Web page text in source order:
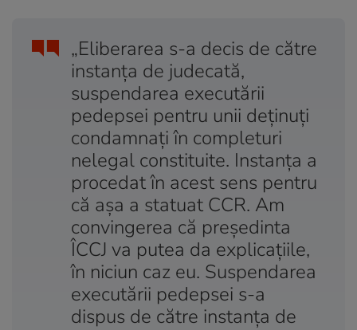
„Eliberarea s-a decis de către
instanţa de judecată,
suspendarea executării
pedepsei pentru unii deţinuţi
condamnaţi în completuri
nelegal constituite. Instanţa a
procedat în acest sens pentru
că aşa a statuat CCR. Am
convingerea că preşedinta
ÎCCJ va putea da explicaţiile,
în niciun caz eu. Suspendarea
executării pedepsei s-a
dispus de către instanţa de